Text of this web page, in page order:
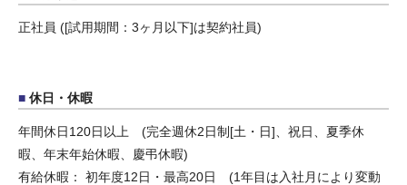
正社員 ([試用期間：3ヶ月以下]は契約社員)
休日・休暇
年間休日120日以上 (完全週休2日制[土・日]、祝日、夏季休
暇、年末年始休暇、慶弔休暇)
有給休暇： 初年度12日・最高20日 (1年目は入社月により変動